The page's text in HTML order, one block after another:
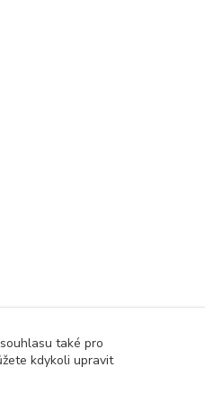
také pro
kdykoli upravit